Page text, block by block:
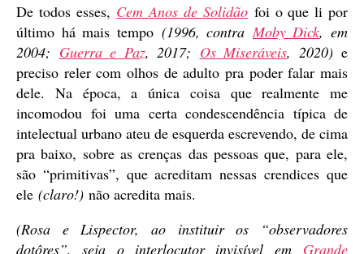
De todos esses, Cem Anos de Solidãofoi o que li por
último há mais tempo (1996, contra Moby Dick, em
2004; Guerra e Paz, 2017; Os Miseráveis, 2020)e
preciso reler com olhos de adulto pra poder falar mais
dele. Na época, a única coisa que realmente me
incomodou foi uma certa condescendência típica de
intelectual urbano ateu de esquerda escrevendo, de cima
pra baixo, sobre as crenças das pessoas que, para ele,
são “primitivas”, que acreditam nessas crendices que
ele (claro!) não acredita mais.
(Rosa e Lispector, ao instituir os “observadores
dotôres”, seja o interlocutor invisível em Grande